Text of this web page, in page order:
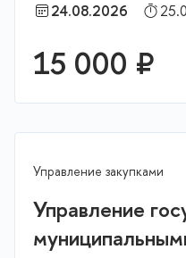
24.08.2026
15 000 ₽
Управление закупками
Управление